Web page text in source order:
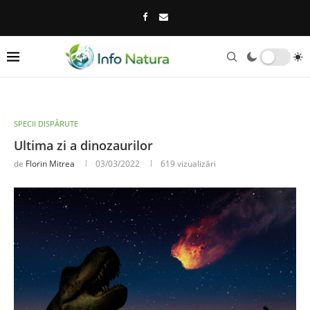
SPECII DISPĂRUTE
Ultima zi a dinozaurilor
de Florin Mitrea 03/03/2022 619 vizualizări